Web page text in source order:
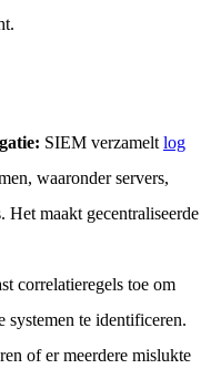
SIEM verzamelt log
waaronder servers,
Het maakt gecentraliseerde
correlatieregels toe om
systemen te identificeren.
of er meerdere mislukte